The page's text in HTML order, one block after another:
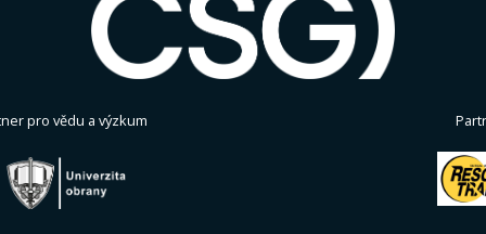
pro vědu a výzkum